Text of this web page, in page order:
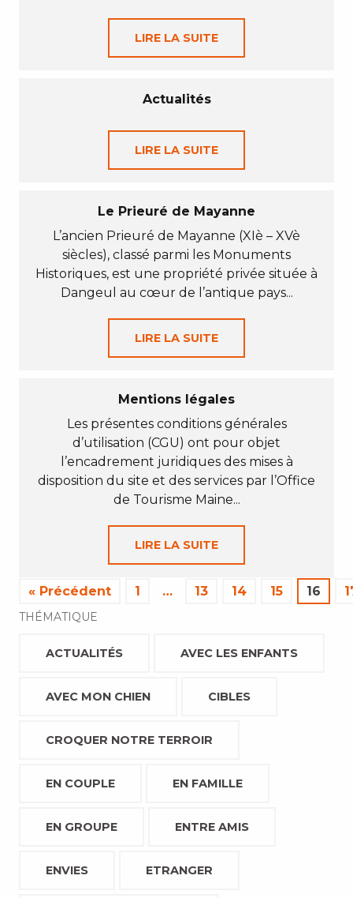
LIRE LA SUITE
Actualités
LIRE LA SUITE
Le Prieuré de Mayanne
L’ancien Prieuré de Mayanne (XIè – XVè
siècles), classé parmi les Monuments
Historiques, est une propriété privée située à
Dangeul au cœur de l’antique pays...
LIRE LA SUITE
Mentions légales
Les présentes conditions générales
d’utilisation (CGU) ont pour objet
l’encadrement juridiques des mises à
disposition du site et des services par l’Office
de Tourisme Maine...
LIRE LA SUITE
« Précédent 1 … 13 14 15 16
THÉMATIQUE
ACTUALITÉS AVEC LES ENFANTS
AVEC MON CHIEN CIBLES
CROQUER NOTRE TERROIR
EN COUPLE EN FAMILLE
EN GROUPE ENTRE AMIS
ENVIES ETRANGER